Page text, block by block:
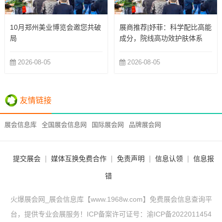
10月郑州美业博览会邀您共破
局
2026-08-05
展商推荐|妤菲：科学配比高能
成分，院线高功效护肤体系
2026-08-05
友情链接
展会信息库 全国展会信息网 国际展会网 品牌展会网
提交展会 媒体互换免费合作 免责声明 信息认领 信息报
错
火爆展会网_展会信息库【www.1968w.com】免费展会信息查询平
台，提供专业会展服务！ICP备案许可证号： 渝ICP备2022011454